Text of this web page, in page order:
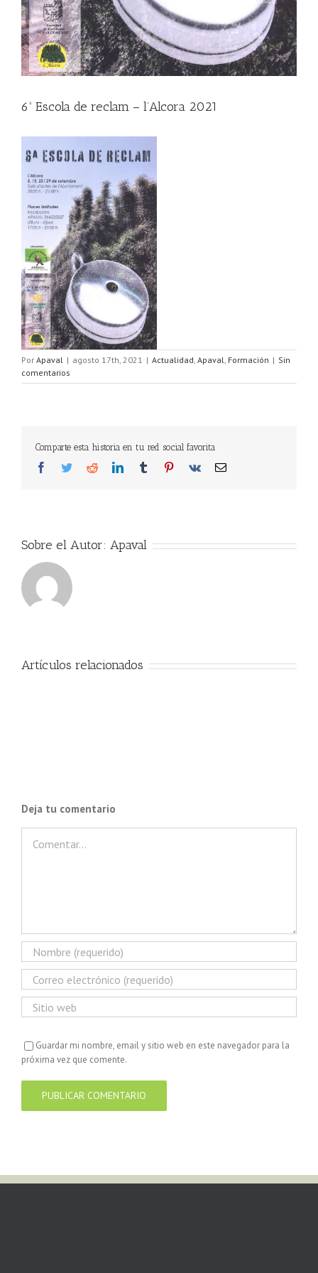
6ª Escola de reclam – l’Alcora 2021
Por Apaval | agosto 17th, 2021 | Actualidad, Apaval, Formación | Sin
comentarios
Comparte esta historia en tu red social favorita
Facebook
TwitterRedditLinkedInTumblr Pinterest
Vk
Correo
Sobre el Autor: Apaval
Artículos relacionados
Deja tu comentario
Guardar mi nombre, email y sitio web en este navegador para la
próxima vez que comente.